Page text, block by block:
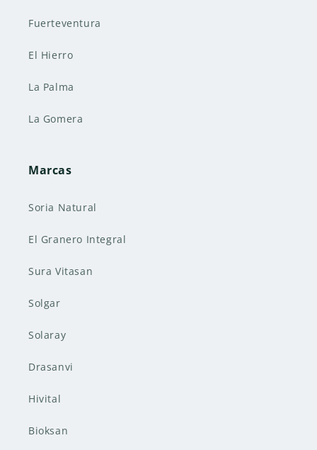
Fuerteventura
El Hierro
La Palma
La Gomera
Marcas
Soria Natural
El Granero Integral
Sura Vitasan
Solgar
Solaray
Drasanvi
Hivital
Bioksan